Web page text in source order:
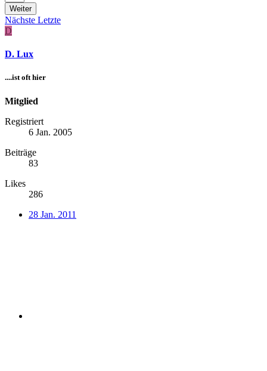
Weiter
Nächste Letzte
D
D. Lux
....ist oft hier
Mitglied
Registriert
6 Jan. 2005
Beiträge
83
Likes
286
28 Jan. 2011